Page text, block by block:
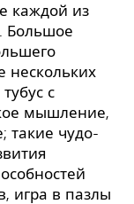
каждой из
Большое
нескольких
с
мышление,
такие чудо-
игра в пазлы